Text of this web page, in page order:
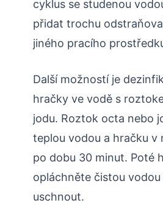
cyklus se studenou
přidat trochu
jiného pracího
Další možností je
hračky ve vodě s
jodu. Roztok octa nebo
teplou vodou a hračku v
po dobu 30 minut. Poté
opláchněte čistou vodou
uschnout.